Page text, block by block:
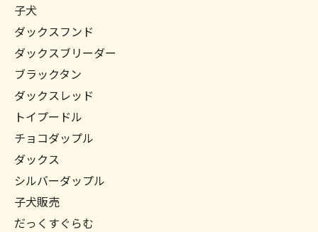
子犬
ダックスフンド
ダックスブリーダー
ブラックタン
ダックスレッド
トイプードル
チョコダップル
ダックス
シルバーダップル
子犬販売
だっくすぐらむ